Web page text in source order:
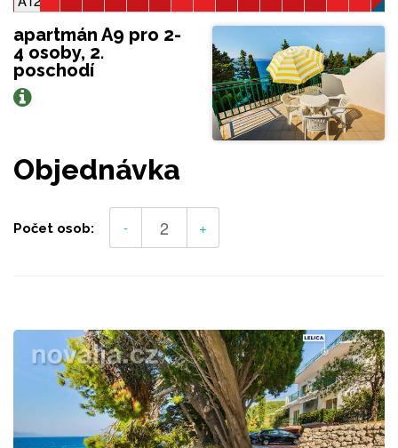
apartmán A9 pro 2-
4 osoby, 2.
poschodí
Objednávka
Počet osob: - +